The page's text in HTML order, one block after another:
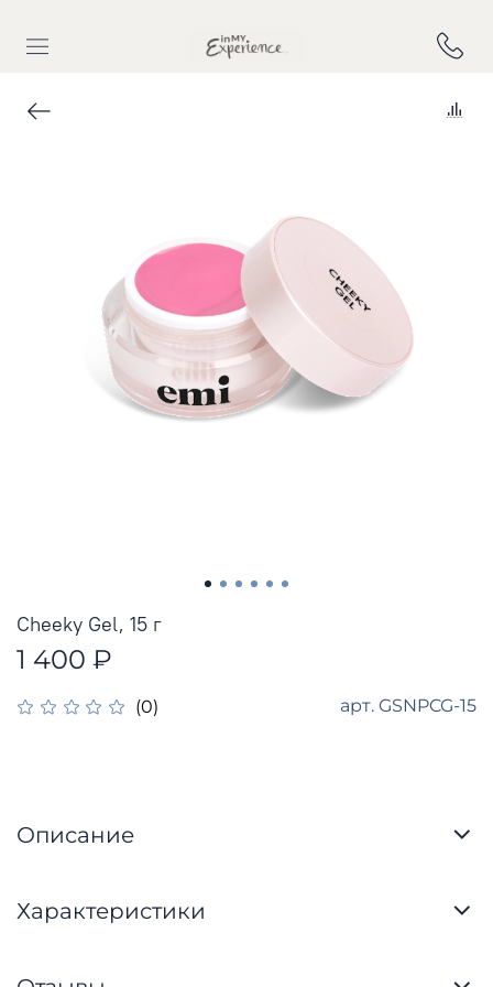
(0) арт. GSNPCG-15
Cheeky Gel, 15 г
1 400 ₽
Описание
Характеристики